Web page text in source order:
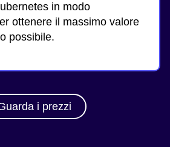
in modo
ottenere il massimo valore
possibile.
i prezzi